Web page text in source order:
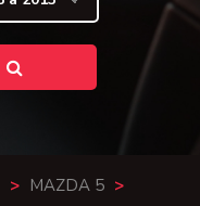
> MAZDA 5 >